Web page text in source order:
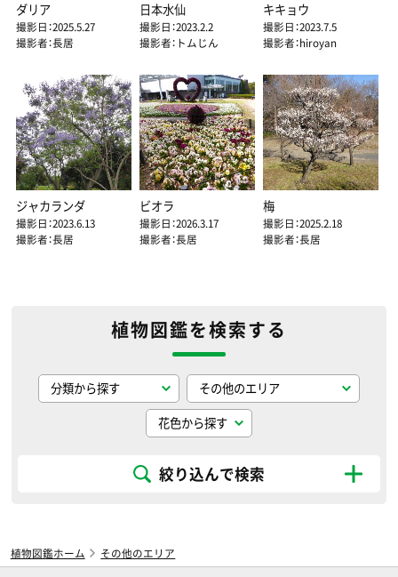
ダリア
撮影日：2025.5.27
撮影者：長居
日本水仙
撮影日：2023.2.2
撮影者：トムじん
キキョウ
撮影日：2023.7.5
撮影者：hiroyan
ジャカランダ
撮影日：2023.6.13
撮影者：長居
ビオラ
撮影日：2026.3.17
撮影者：長居
梅
撮影日：2025.2.18
撮影者：長居
植物図鑑を検索する
絞り込んで検索
植物図鑑ホーム その他のエリア